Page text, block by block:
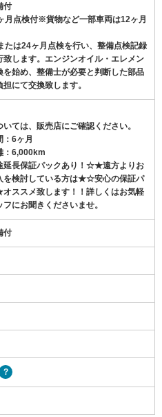
付
月点検付※貨物など一部車両は12ヶ月
たは24ヶ月点検を行い、整備点検記録
致します。エンジンオイル・エレメン
を始め、整備士が必要と判断した部品
担にて交換致します。
いては、販売店にご確認ください。
：6ヶ月
：6,000km
長保証パックあり！☆★遠方よりお
を検討している方は★☆安心の保証パ
ススメ致します！！詳しくはお気軽
フにお聞きくださいませ。
付